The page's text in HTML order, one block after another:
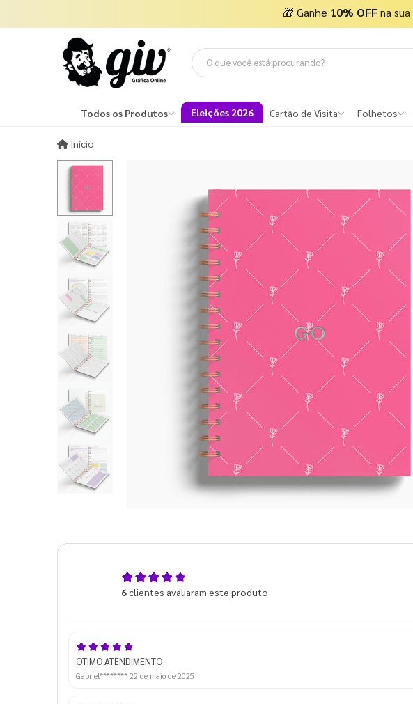
🎁 Ganhe 10% OFFna sua
Todos os Produtos Eleições 2026 Cartão de Visita Folhetos
Início
6clientes avaliaram este produto
OTIMO ATENDIMENTO
Gabriel******** 22 de maio de 2025